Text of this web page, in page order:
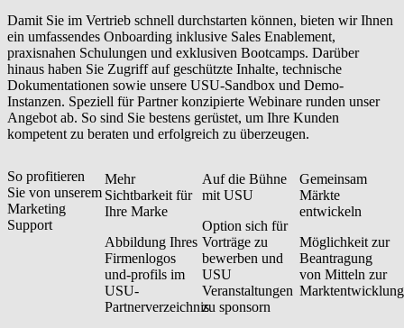
Damit Sie im Vertrieb schnell durchstarten können, bieten wir Ihnen
ein umfassendes Onboarding inklusive Sales Enablement,
praxisnahen Schulungen und exklusiven Bootcamps. Darüber
hinaus haben Sie Zugriff auf geschützte Inhalte, technische
Dokumentationen sowie unsere USU-Sandbox und Demo-
Instanzen. Speziell für Partner konzipierte Webinare runden unser
Angebot ab. So sind Sie bestens gerüstet, um Ihre Kunden
kompetent zu beraten und erfolgreich zu überzeugen.
So profitieren
Sie von unserem
Marketing
Support
Mehr
Sichtbarkeit für
Ihre Marke
Abbildung Ihres
Firmenlogos
und-profils im
USU-
Partnerverzeichnis
Auf die Bühne
mit USU
Option sich für
Vorträge zu
bewerben und
USU
Veranstaltungen
zu sponsorn
Gemeinsam
Märkte
entwickeln
Möglichkeit zur
Beantragung
von Mitteln zur
Marktentwicklung